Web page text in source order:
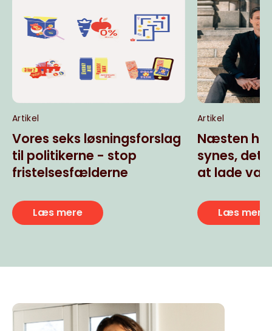
Artikel
Vores seks løsningsforslag
til politikerne - stop
fristelsesfælderne
Læs mere
Artikel
Næsten
synes,
at lade
snacks
Læs mere